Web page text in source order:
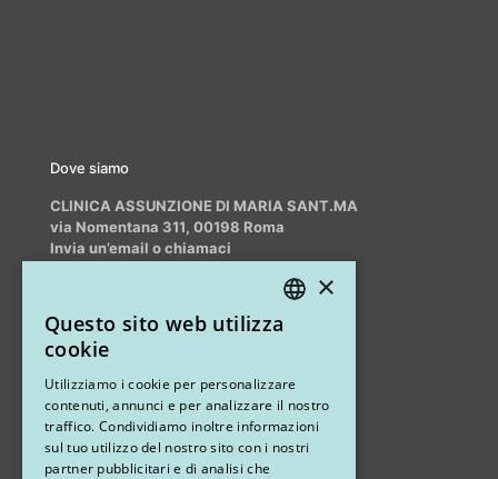
Dove siamo
CLINICA ASSUNZIONE DI MARIA SANT.MA
via Nomentana 311, 00198 Roma
Invia un’email o chiamaci
Altri studi
STUDIO MARIANETTI MED
via Sandro Pertini 26, 67051 Avezzano (AQ)
×
Questo sito web utilizza
cookie
Utilizziamo i cookie per personalizzare
contenuti, annunci e per analizzare il nostro
traffico. Condividiamo inoltre informazioni
sul tuo utilizzo del nostro sito con i nostri
partner pubblicitari e di analisi che